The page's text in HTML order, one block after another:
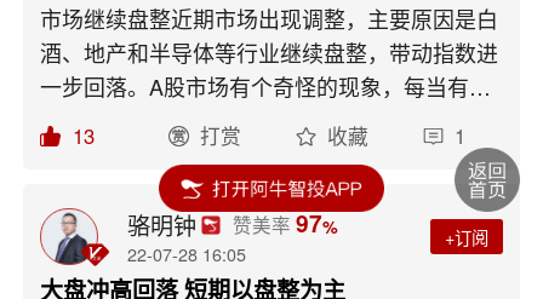
市场继续盘整近期市场出现调整，主要原因是白
酒、地产和半导体等行业继续盘整，带动指数进
一步回落。A股市场有个奇怪的现象，每当有大
型的会议，市场总是出现调整，并且是普跌的那
种。指数的调整空间其实不大，下方的支撑位是
在3200点附近，并且支撑位的买盘很强，若市
场出现大调整那么踏空资金入场的概率就很大
了。领涨板块来源：点掌财经半导体行业近期半
导体行业的波动很大，但是整个市场的资金还是
13 打赏 收藏 1
骆明钟 赞美率 97%
22-07-28 16:05
+订阅
大盘冲高回落 短期以盘整为主